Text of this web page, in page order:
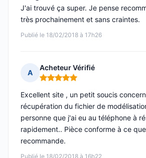
Publié le 18/02/2018 à 17h26
J'ai trouvé ça super. Je pense
très prochainement et sans craintes.
A
Acheteur Vérifié
Note : 5 sur 5
Publié le 18/02/2018 à 16h22
Excellent site , un petit soucis
récupération du fichier de
personne que j'ai eu au téléphone à
rapidement.. Pièce conforme à ce
recommande.